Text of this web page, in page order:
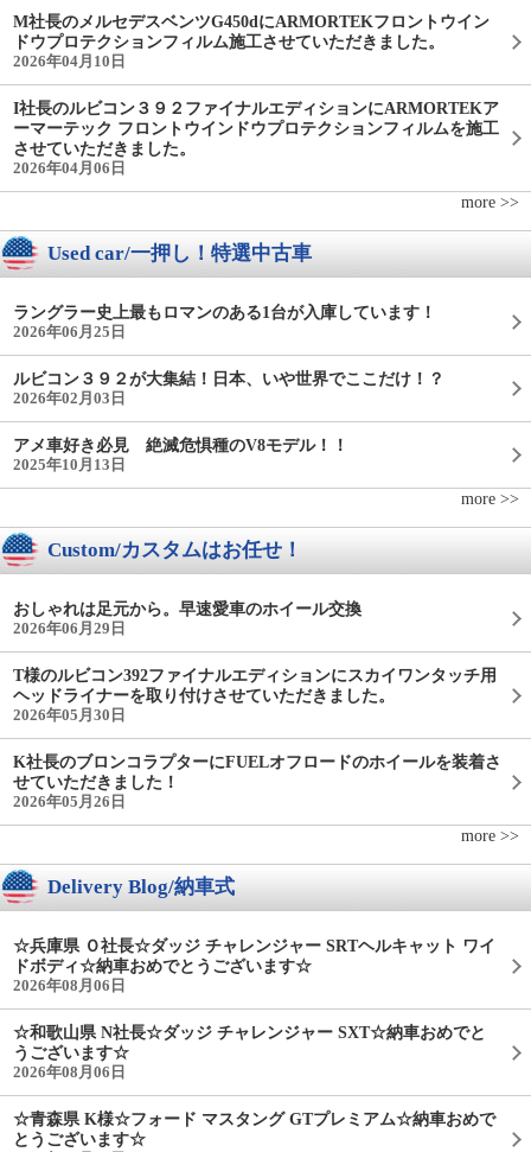
M社長のメルセデスベンツG450dにARMORTEKフロントウイン
ドウプロテクションフィルム施工させていただきました。
2026年04月10日
I社長のルビコン３９２ファイナルエディションにARMORTEKア
ーマーテック フロントウインドウプロテクションフィルムを施工
させていただきました。
2026年04月06日
more >>
Used car/一押し！特選中古車
ラングラー史上最もロマンのある1台が入庫しています！
2026年06月25日
ルビコン３９２が大集結！日本、いや世界でここだけ！？
2026年02月03日
アメ車好き必見 絶滅危惧種のV8モデル！！
2025年10月13日
more >>
Custom/カスタムはお任せ！
おしゃれは足元から。早速愛車のホイール交換
2026年06月29日
T様のルビコン392ファイナルエディションにスカイワンタッチ用
ヘッドライナーを取り付けさせていただきました。
2026年05月30日
K社長のブロンコラプターにFUELオフロードのホイールを装着さ
せていただきました！
2026年05月26日
more >>
Delivery Blog/納車式
☆兵庫県 Ｏ社長☆ダッジ チャレンジャー SRTヘルキャット ワイ
ドボディ☆納車おめでとうございます☆
2026年08月06日
☆和歌山県 N社長☆ダッジ チャレンジャー SXT☆納車おめでと
うございます☆
2026年08月06日
☆青森県 K様☆フォード マスタング GTプレミアム☆納車おめで
とうございます☆